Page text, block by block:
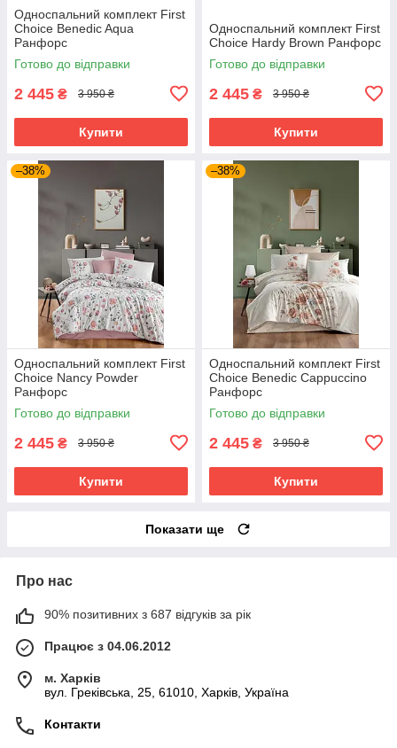
Односпальний комплект First
Choice Benedic Aqua
Ранфорс
Готово до відправки
2 445 ₴ 3 950 ₴
Купити
Односпальний комплект First
Choice Hardy Brown Ранфорс
Готово до відправки
2 445 ₴ 3 950 ₴
Купити
–38%
Односпальний комплект First
Choice Nancy Powder
Ранфорс
Готово до відправки
2 445 ₴ 3 950 ₴
Купити
–38%
Односпальний комплект First
Choice Benedic Cappuccino
Ранфорс
Готово до відправки
2 445 ₴ 3 950 ₴
Купити
Показати ще
Про нас
90% позитивних з 687 відгуків за рік
Працює з 04.06.2012
м. Харків
вул. Греківська, 25, 61010, Харків, Україна
Контакти